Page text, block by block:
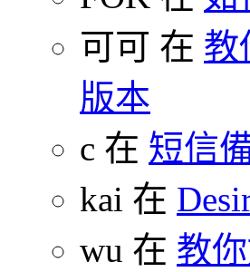
可可 在 教
版本
c 在 短信
kai 在
wu 在 教